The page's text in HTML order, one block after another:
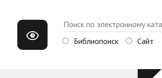
Библиопоиск Сайт